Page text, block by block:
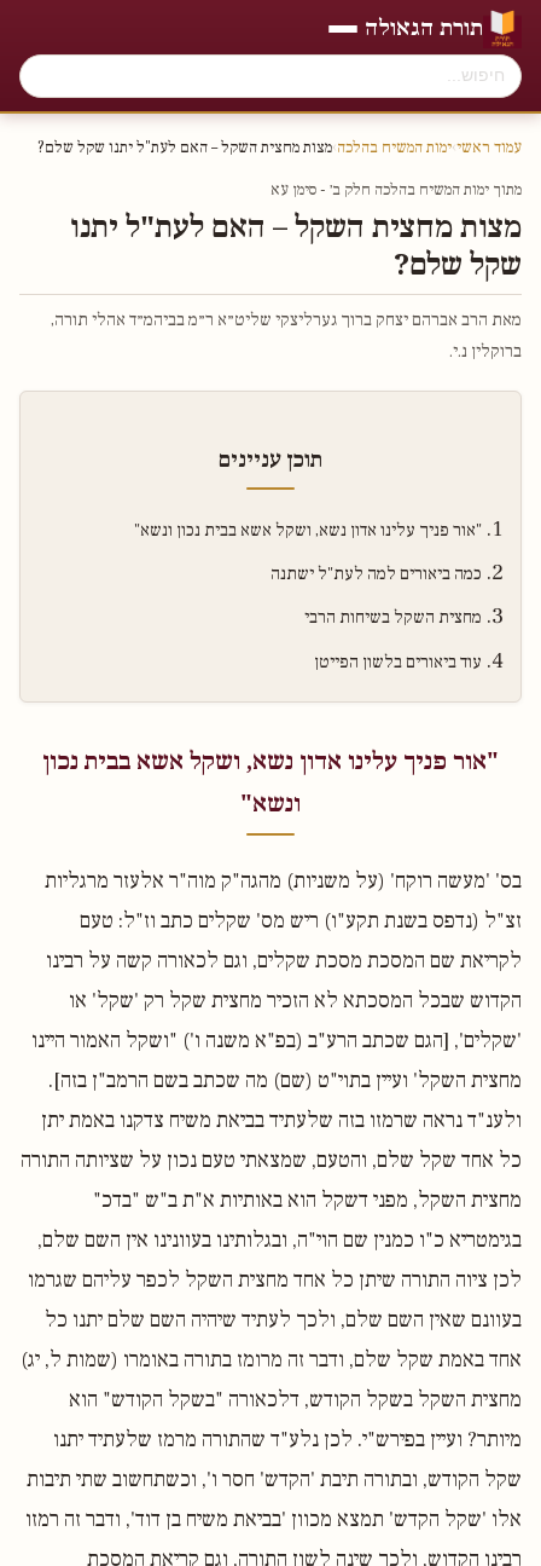
תורת הגאולה
עמוד ראשי›ימות המשיח בהלכה›מצות מחצית השקל – האם לעת"ל יתנו שקל שלם?
מתוך ימות המשיח בהלכה חלק ב׳ - סימן עא
מצות מחצית השקל – האם לעת"ל יתנו
שקל שלם?
מאת הרב אברהם יצחק ברוך גערליצקי שליט״א ר״מ בביהמ״ד אהלי תורה,
ברוקלין נ.י.
תוכן עניינים
"אור פניך עלינו אדון נשא, ושקל אשא בבית נכון ונשא"
כמה ביאורים למה לעת"ל ישתנה
מחצית השקל בשיחות הרבי
עוד ביאורים בלשון הפייטן
"אור פניך עלינו אדון נשא, ושקל אשא בבית נכון
ונשא"
בס' 'מעשה רוקח' (על משניות) מהגה"ק מוה"ר אלעזר מרגליות
זצ"ל (נדפס בשנת תקע"ו) ריש מס' שקלים כתב וז"ל: טעם
לקריאת שם המסכת מסכת שקלים, וגם לכאורה קשה על רבינו
הקדוש שבכל המסכתא לא הזכיר מחצית שקל רק 'שקל' או
'שקלים', [הגם שכתב הרע"ב (בפ"א משנה ו') "ושקל האמור היינו
מחצית השקל' ועיין בתוי"ט (שם) מה שכתב בשם הרמב"ן בזה].
ולענ"ד נראה שרמזו בזה שלעתיד בביאת משיח צדקנו באמת יתן
כל אחד שקל שלם, והטעם, שמצאתי טעם נכון על שציותה התורה
מחצית השקל, מפני דשקל הוא באותיות א"ת ב"ש "בדכ"
בגימטריא כ"ו כמנין שם הוי"ה, ובגלותינו בעוונינו אין השם שלם,
לכן ציוה התורה שיתן כל אחד מחצית השקל לכפר עליהם שגרמו
בעוונם שאין השם שלם, ולכך לעתיד שיהיה השם שלם יתנו כל
אחד באמת שקל שלם, ודבר זה מרומז בתורה באומרו (שמות ל, יג)
מחצית השקל בשקל הקודש, דלכאורה "בשקל הקודש" הוא
מיותר? ועיין בפירש"י. לכן נלע"ד שהתורה מרמז שלעתיד יתנו
שקל הקודש, ובתורה תיבת 'הקדש' חסר ו', וכשתחשוב שתי תיבות
אלו 'שקל הקדש' תמצא מכוון 'בביאת משיח בן דוד', ודבר זה רמזו
רבינו הקדוש, ולכך שינה לשון התורה, וגם קריאת המסכת